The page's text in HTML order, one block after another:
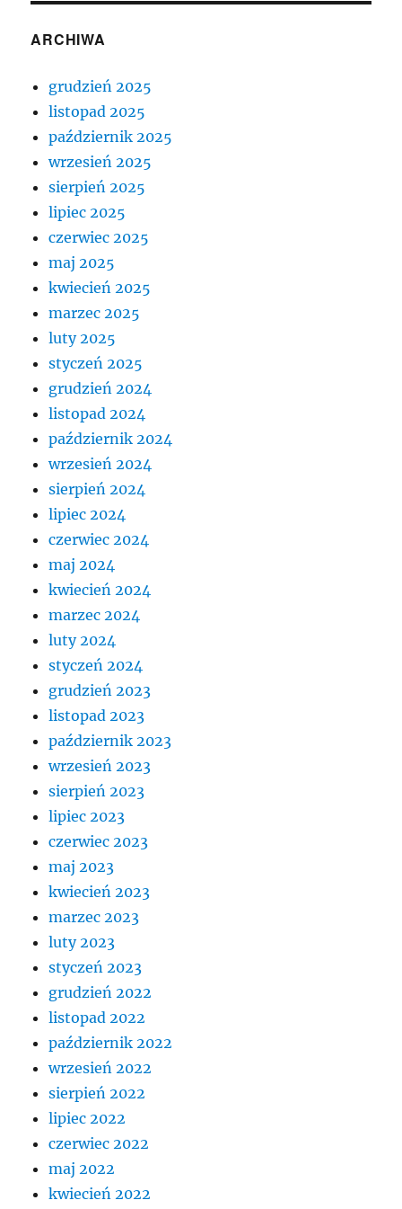
ARCHIWA
grudzień 2025
listopad 2025
październik 2025
wrzesień 2025
sierpień 2025
lipiec 2025
czerwiec 2025
maj 2025
kwiecień 2025
marzec 2025
luty 2025
styczeń 2025
grudzień 2024
listopad 2024
październik 2024
wrzesień 2024
sierpień 2024
lipiec 2024
czerwiec 2024
maj 2024
kwiecień 2024
marzec 2024
luty 2024
styczeń 2024
grudzień 2023
listopad 2023
październik 2023
wrzesień 2023
sierpień 2023
lipiec 2023
czerwiec 2023
maj 2023
kwiecień 2023
marzec 2023
luty 2023
styczeń 2023
grudzień 2022
listopad 2022
październik 2022
wrzesień 2022
sierpień 2022
lipiec 2022
czerwiec 2022
maj 2022
kwiecień 2022